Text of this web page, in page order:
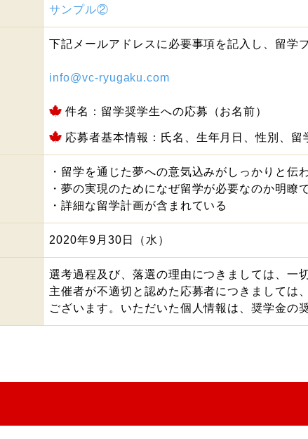
サンプル②
下記メールアドレスに必要事項を記入し、留学
info@vc-ryugaku.com
件名：留学奨学生への応募（お名前）
応募者基本情報：氏名、生年月日、性別、
・留学を通じた夢への意気込みがしっかりと伝
・夢の実現のためになぜ留学が必要なのか明瞭
・詳細な留学計画が含まれている
2020年9月30日（水）
選考過程及び、落選の理由につきましては、一
主催者が不適切と認めた応募者につきましては
ございます。いただいた個人情報は、奨学金の